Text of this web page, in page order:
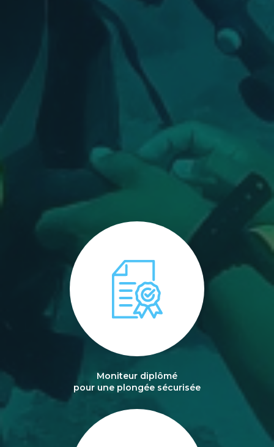
Moniteur diplômé
pour une plongée sécurisée